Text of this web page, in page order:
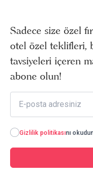
Sadece size özel
otel özel teklifleri,
tavsiyeleri içeren
abone olun!
Gizlilik politikasını